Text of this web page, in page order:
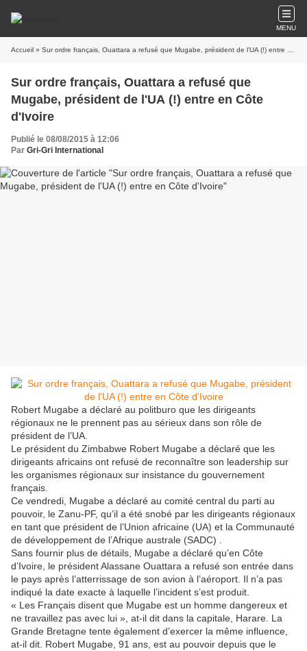
MENU
Accueil » Sur ordre français, Ouattara a refusé que Mugabe, président de l'UA (!) entre en Côte d'Ivoire
Sur ordre français, Ouattara a refusé que
Mugabe, président de l'UA (!) entre en Côte
d'Ivoire
Publié le 08/08/2015 à 12:06
Par Gri-Gri International
Robert Mugabe a déclaré au politburo que les dirigeants
régionaux ne le prennent pas au sérieux dans son rôle de
président de l’UA.
Le président du Zimbabwe Robert Mugabe a déclaré que les
dirigeants africains ont refusé de reconnaître son leadership sur
les organismes régionaux sur insistance du gouvernement
français.
Ce vendredi, Mugabe a déclaré au comité central du parti au
pouvoir, le Zanu-PF, qu’il a été snobé par les dirigeants régionaux
en tant que président de l’Union africaine (UA) et la Communauté
de développement de l’Afrique australe (SADC) .
Sans fournir plus de détails, Mugabe a déclaré qu’en Côte
d’Ivoire, le président Alassane Ouattara a refusé son entrée dans
le pays après l’atterrissage de son avion à l’aéroport. Il n’a pas
indiqué la date exacte à laquelle l’incident s’est produit.
« Les Français disent que Mugabe est un homme dangereux et
ne travaillez pas avec lui », at-il dit dans la capitale, Harare. La
Grande Bretagne tente également d’exercer la même influence,
at-il dit. Robert Mugabe, 91 ans, est au pouvoir depuis que le